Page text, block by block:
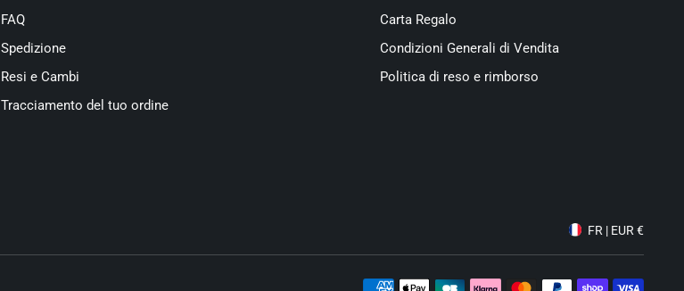
FAQ
Spedizione
Resi e Cambi
Tracciamento del tuo ordine
Carta Regalo
Condizioni Generali di Vendita
Politica di reso e rimborso
FR | EUR €